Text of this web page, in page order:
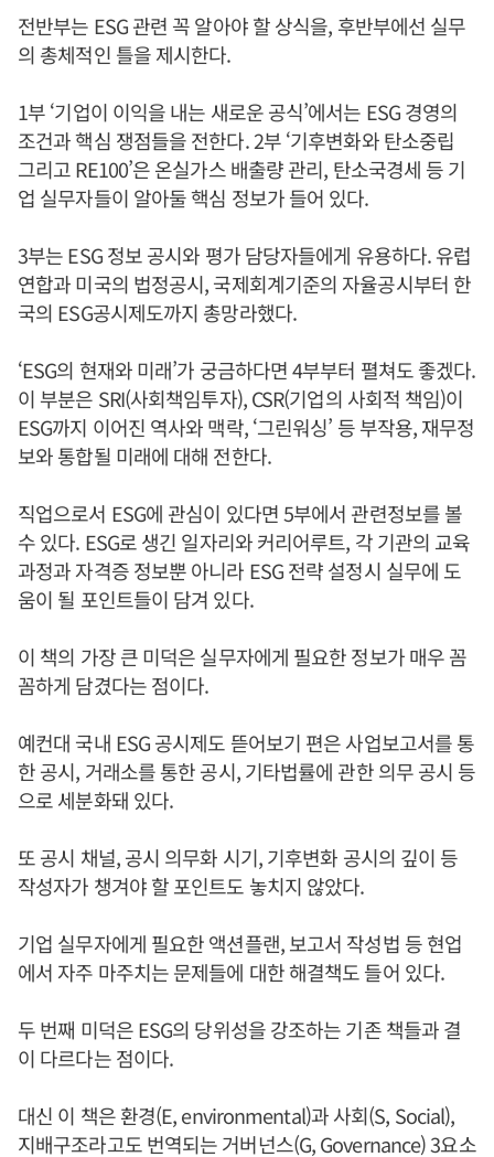
전반부는 ESG 관련 꼭 알아야 할 상식을, 후반부에선 실무
의 총체적인 틀을 제시한다.
1부 ‘기업이 이익을 내는 새로운 공식’에서는 ESG 경영의
조건과 핵심 쟁점들을 전한다. 2부 ‘기후변화와 탄소중립
그리고 RE100’은 온실가스 배출량 관리, 탄소국경세 등 기
업 실무자들이 알아둘 핵심 정보가 들어 있다.
3부는 ESG 정보 공시와 평가 담당자들에게 유용하다. 유럽
연합과 미국의 법정공시, 국제회계기준의 자율공시부터 한
국의 ESG공시제도까지 총망라했다.
‘ESG의 현재와 미래’가 궁금하다면 4부부터 펼쳐도 좋겠다.
이 부분은 SRI(사회책임투자), CSR(기업의 사회적 책임)이
ESG까지 이어진 역사와 맥락, ‘그린워싱’ 등 부작용, 재무정
보와 통합될 미래에 대해 전한다.
직업으로서 ESG에 관심이 있다면 5부에서 관련정보를 볼
수 있다. ESG로 생긴 일자리와 커리어루트, 각 기관의 교육
과정과 자격증 정보뿐 아니라 ESG 전략 설정시 실무에 도
움이 될 포인트들이 담겨 있다.
이 책의 가장 큰 미덕은 실무자에게 필요한 정보가 매우 꼼
꼼하게 담겼다는 점이다.
예컨대 국내 ESG 공시제도 뜯어보기 편은 사업보고서를 통
한 공시, 거래소를 통한 공시, 기타법률에 관한 의무 공시 등
으로 세분화돼 있다.
또 공시 채널, 공시 의무화 시기, 기후변화 공시의 깊이 등
작성자가 챙겨야 할 포인트도 놓치지 않았다.
기업 실무자에게 필요한 액션플랜, 보고서 작성법 등 현업
에서 자주 마주치는 문제들에 대한 해결책도 들어 있다.
두 번째 미덕은 ESG의 당위성을 강조하는 기존 책들과 결
이 다르다는 점이다.
대신 이 책은 환경(E, environmental)과 사회(S, Social),
지배구조라고도 번역되는 거버넌스(G, Governance) 3요소